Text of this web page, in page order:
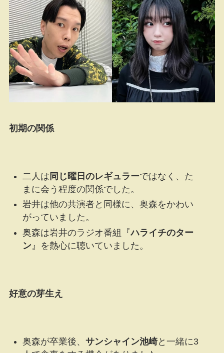
初期の関係
二人は 同じ曜日のレギュラーではなく、た
まに会う程度の関係でした。
岩井は他の共演者と同様に、奥森をかわい
がっていました。
奥森は岩井のラジオ番組『ハライチのター
ン 』を熱心に聴いていました。
好意の芽生え
奥森が卒業後、 サンシャイン池崎と一緒に3